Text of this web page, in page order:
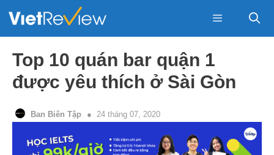
Menu
Top 10 quán bar quận 1
được yêu thích ở Sài Gòn
Ban Biên Tập 24 tháng 07, 2020